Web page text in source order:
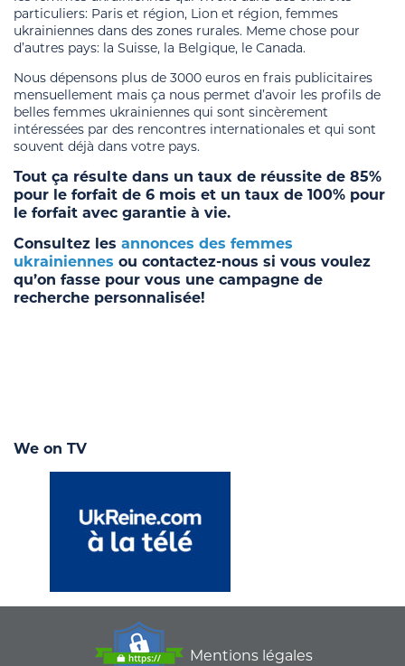
particuliers: Paris et région, Lion et région, femmes
ukrainiennes dans des zones rurales. Meme chose pour
d’autres pays: la Suisse, la Belgique, le Canada.
Nous dépensons plus de 3000 euros en frais publicitaires
mensuellement mais ça nous permet d’avoir les profils de
belles femmes ukrainiennes qui sont sincèrement
intéressées par des rencontres internationales et qui sont
souvent déjà dans votre pays.
Tout ça résulte dans un taux de réussite de 85%
pour le forfait de 6 mois et un taux de 100% pour
le forfait avec garantie à vie.
Consultez les annonces des femmes
ukrainiennes ou contactez-nous si vous voulez
qu’on fasse pour vous une campagne de
recherche personnalisée!
We on TV
Mentions légales